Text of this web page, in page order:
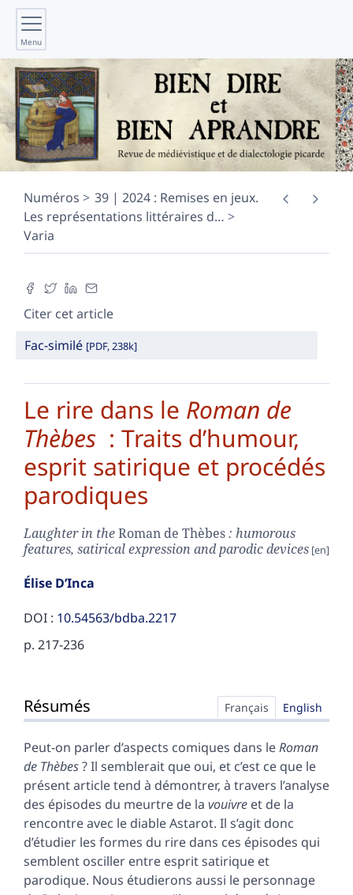
Menu
Numéros
39 | 2024 : Remises en jeux.
Les représentations littéraires d…
Varia
Citer cet article
Fac-similé [PDF, 238k]
Le rire dans le Roman de
Thèbes : Traits d’humour,
esprit satirique et procédés
parodiques
Laughter in theRoman de Thèbes: humorous
features, satirical expression and parodic devices
Élise D’Inca
DOI : 10.54563/bdba.2217
p. 217-236
Index
Plan
Texte
Notes
Citer cet article
Auteur
Résumés Français English
Peut-on parler d’aspects comiques dans leRoman
de Thèbes? Il semblerait que oui, et c’est ce que le
présent article tend à démontrer, à travers l’analyse
des épisodes du meurtre de la vouivre et de la
rencontre avec le diable Astarot. Il s’agit donc
d’étudier les formes du rire dans ces épisodes qui
semblent osciller entre esprit satirique et
parodique. Nous étudierons aussi le personnage